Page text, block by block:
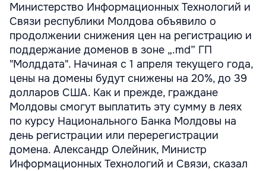
Министерство Информационных Технологий и
Связи республики Молдова объявило о
продолжении снижения цен на регистрацию и
поддержание доменов в зоне „.md” ГП
"Молддата". Начиная с 1 апреля текущего года,
цены на домены будут снижены на 20%, до 39
долларов США. Как и прежде, граждане
Молдовы смогут выплатить эту сумму в леях
по курсу Национального Банка Молдовы на
день регистрации или перерегистрации
домена. Александр Олейник, Министр
Информационных Технологий и Связи, сказал